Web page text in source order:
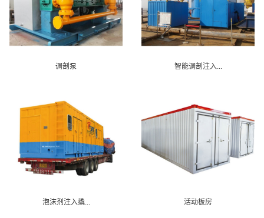
调剖泵 智能调剖注入...
泡沫剂注入撬... 活动板房